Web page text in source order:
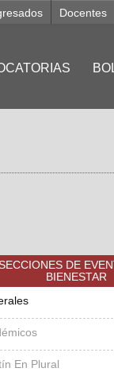
Docentes
DE
BIENESTAR
En Plural